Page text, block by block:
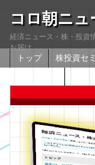
コロ朝ニ
経済ニュース・株・投資
お届け
トップ 株投資セ